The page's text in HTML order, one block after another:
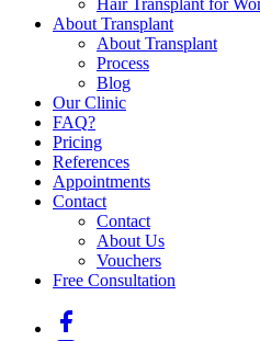
Hair Transplant for
About Transplant
About Transplant
Process
Blog
Our Clinic
FAQ?
Pricing
References
Appointments
Contact
Contact
About Us
Vouchers
Free Consultation